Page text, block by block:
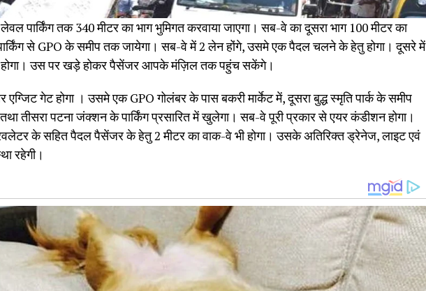
पार्किंग तक 340 मीटर का भाग भुमिगत करवाया जाएगा। सब-वे का दूसरा भाग 100 मीटर का
से GPO के समीप तक जायेगा। सब-वे में 2 लेन होंगे, उसमे एक पैदल चलने के हेतु होगा। दूसरे में
होगा। उस पर खड़े होकर पैसेंजर आपके मंज़िल तक पहुंच सकेंगे।
गेट होगा । उसमे एक GPO गोलंबर के पास बकरी मार्केट में, दूसरा बुद्ध स्मृति पार्क के समीप
तथा तीसरा पटना जंक्शन के पार्किंग प्रसारित में खुलेगा। सब-वे पूरी प्रकार से एयर कंडीशन होगा।
के सहित पैदल पैसेंजर के हेतु 2 मीटर का वाक-वे भी होगा। उसके अतिरिक्त ड्रेनेज, लाइट एवं
रहेगी।